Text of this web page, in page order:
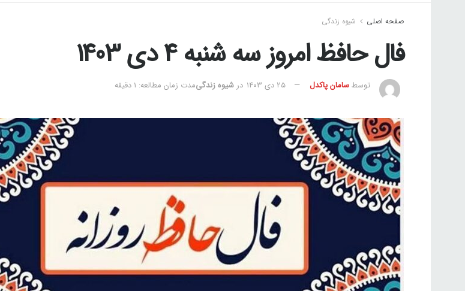
صفحه اصلی شیوه زندگی
فال حافظ امروز سه شنبه 4 دی 1403
توسطسامان پاکدل ۲۵ دی ۱۴۰۳ در شیوه زندگیمدت زمان مطالعه: 1 دقیقه